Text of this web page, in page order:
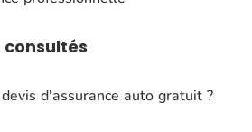
consultés
d'assurance auto gratuit ?